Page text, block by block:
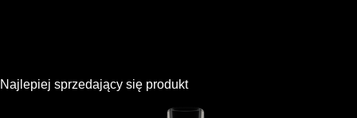
Najlepiej sprzedający się produkt